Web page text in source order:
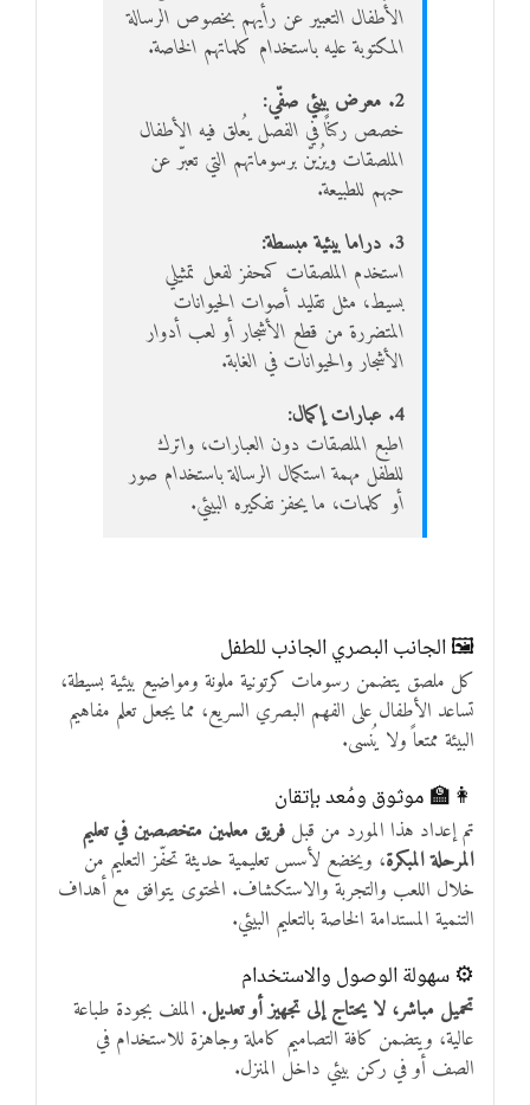
الأطفال التعبير عن رأيهم بخصوص الرسالة
المكتوبة عليه باستخدام كلماتهم الخاصة.
2. معرض بيئي صفّي:
خصص ركنًا في الفصل يُعلق فيه الأطفال
الملصقات ويُزيّن برسوماتهم التي تعبّر عن
حبهم للطبيعة.
3. دراما بيئية مبسطة:
استخدم الملصقات كمحفز لفعل تمثيلي
بسيط، مثل تقليد أصوات الحيوانات
المتضررة من قطع الأشجار أو لعب أدوار
الأشجار والحيوانات في الغابة.
4. عبارات إكمال:
اطبع الملصقات دون العبارات، واترك
للطفل مهمة استكمال الرسالة باستخدام صور
أو كلمات، ما يحفز تفكيره البيئي.
🖼 الجانب البصري الجاذب للطفل
كل ملصق يتضمن رسومات كرتونية ملونة ومواضيع بيئية بسيطة،
تساعد الأطفال على الفهم البصري السريع، مما يجعل تعلم مفاهيم
البيئة ممتعاً ولا يُنسى.
👩‍🏫 موثوق ومُعد بإتقان
تم إعداد هذا المورد من قبل فريق معلمين متخصصين في تعليم
المرحلة المبكرة، ويخضع لأسس تعليمية حديثة تحفّز التعليم من
خلال اللعب والتجربة والاستكشاف. المحتوى يتوافق مع أهداف
التنمية المستدامة الخاصة بالتعليم البيئي.
⚙️ سهولة الوصول والاستخدام
تحميل مباشر، لا يحتاج إلى تجهيز أو تعديل. الملف بجودة طباعة
عالية، ويتضمن كافة التصاميم كاملة وجاهزة للاستخدام في
الصف أو في ركن بيئي داخل المنزل.